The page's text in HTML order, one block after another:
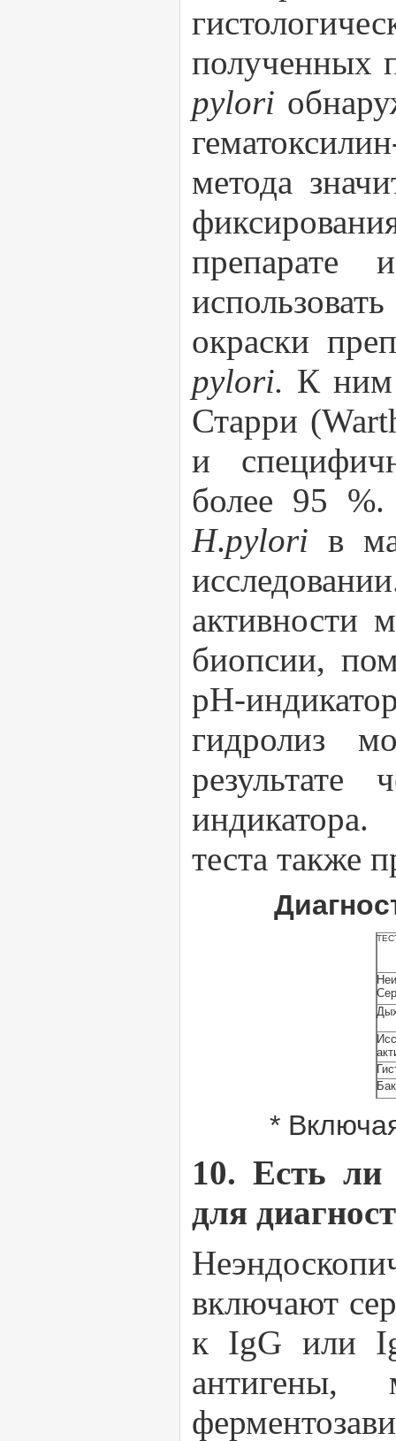
полученных
pylori
метода
препарате
окраски
pylori. К ним
Старри
и
более 95 %.
H.pyloriв
активности
биопсии,
рН-
гидролиз
теста также
*
10. Есть ли
для
включают
к IgG или